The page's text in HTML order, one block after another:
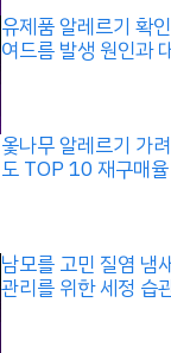
유제품 알레르기 확
여드름 발생 원인과
옻나무 알레르기 가
도 TOP 10 재구매
남모를 고민 질염 냄
관리를 위한 세정 습